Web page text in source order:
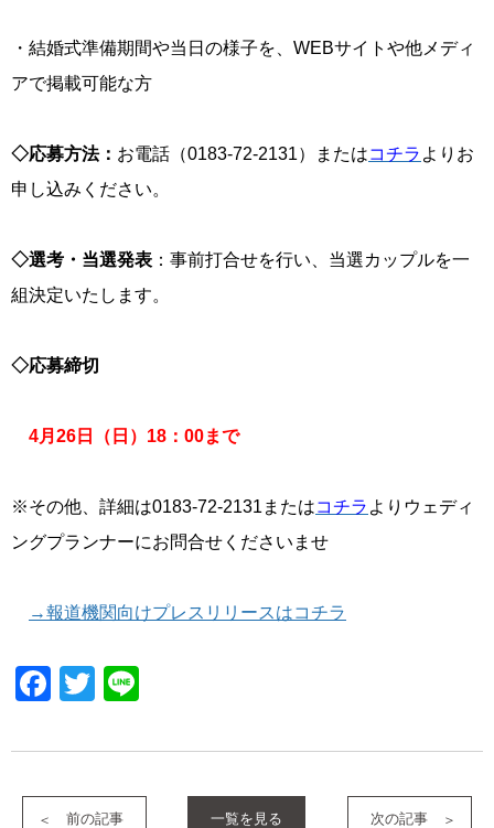
・結婚式準備期間や当日の様子を、WEBサイトや他メディ
アで掲載可能な方
◇応募方法： お電話（0183-72-2131）またはコチラ よりお
申し込みください。
◇選考・当選発表 ：事前打合せを行い、当選カップルを一
組決定いたします。
◇応募締切
4月26日（日）18：00まで
※その他、詳細は0183-72-2131またはコチラ よりウェディ
ングプランナーにお問合せくださいませ
→報道機関向けプレスリリースはコチラ
Facebook
Twitter
前の記事 一覧を見る 次の記事